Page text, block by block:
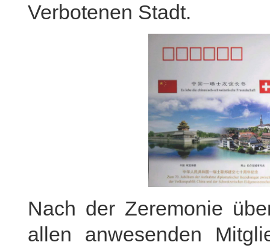
Verbotenen Stadt.
Nach der Zeremonie
allen anwesenden